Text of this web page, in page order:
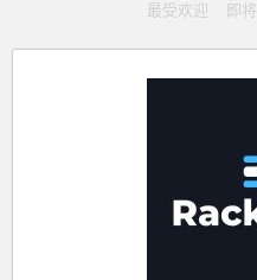
最受欢迎 即